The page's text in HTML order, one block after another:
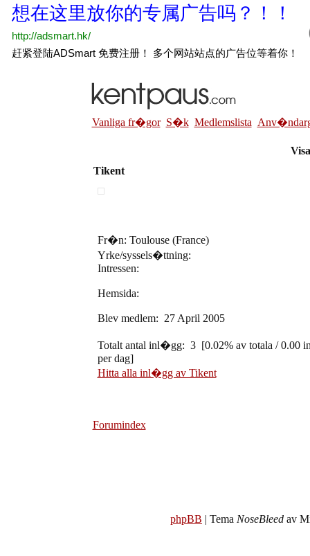
Vanliga fr�gor S�k Medlemslista
Tikent
Fr�n: Toulouse (France)
Yrke/syssels�ttning:
Intressen:
Hemsida:
Blev medlem: 27 April 2005
Totalt antal inl�gg: 3 [0.02% av totala / 0.00
per dag]
Hitta alla inl�gg av Tikent
Forumindex
phpBB | Tema NoseBleed av